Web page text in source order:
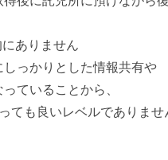
ありません
しっかりとした情報共有や
ていることから、
ても良いレベルでありませ